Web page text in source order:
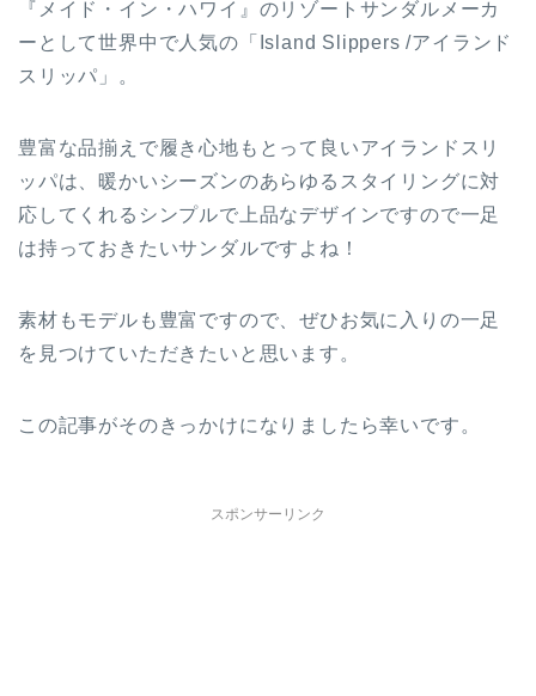
『メイド・イン・ハワイ』のリゾートサンダルメーカ
ーとして世界中で人気の「Island Slippers /アイランド
スリッパ」。
豊富な品揃えで履き心地もとって良いアイランドスリ
ッパは、暖かいシーズンのあらゆるスタイリングに対
応してくれるシンプルで上品なデザインですので一足
は持っておきたいサンダルですよね！
素材もモデルも豊富ですので、ぜひお気に入りの一足
を見つけていただきたいと思います。
この記事がそのきっかけになりましたら幸いです。
スポンサーリンク